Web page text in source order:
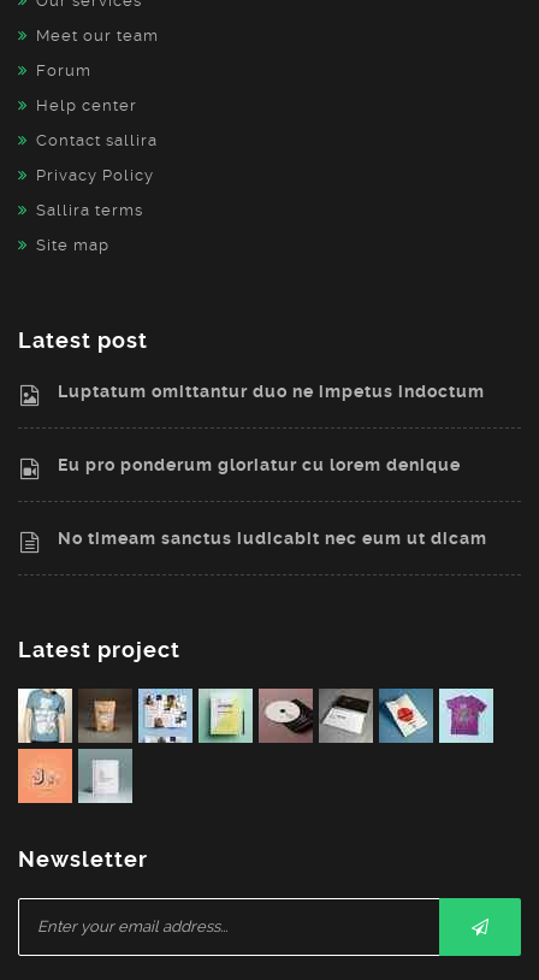
Meet our team
Forum
Help center
Contact sallira
Privacy Policy
Sallira terms
Site map
Latest post
Luptatum omittantur duo ne impetus indoctum
Eu pro ponderum gloriatur cu lorem denique
No timeam sanctus iudicabit nec eum ut dicam
Latest project
Newsletter